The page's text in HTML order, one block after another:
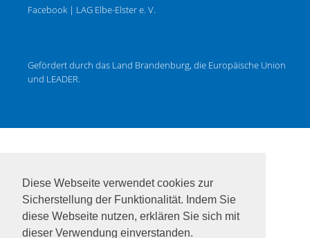
Diese Webseite verwendet cookies zur
Sicherstellung der Funktionalität. Indem Sie
diese Webseite nutzen, erklären Sie sich mit
dieser Verwendung einverstanden.
Facebook | LAG Elbe-Elster e. V.
Gefördert durch das Land Brandenburg, die Europäische Union
und LEADER.